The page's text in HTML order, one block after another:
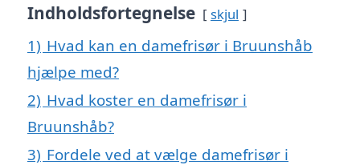
Indholdsfortegnelse skjul
1) Hvad kan en damefrisør i Bruunshåb
hjælpe med?
2) Hvad koster en damefrisør i
Bruunshåb?
3) Fordele ved at vælge damefrisør i